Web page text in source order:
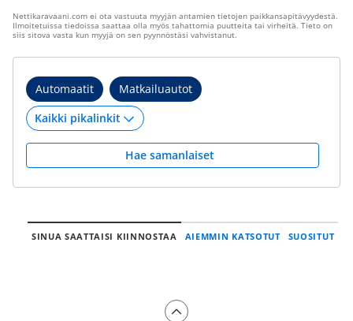
Nettikaravaani.com ei ota vastuuta myyjän antamien tietojen paikkansapitävyydestä.
Ilmoitetuissa tiedoissa saattaa olla myös tahattomia puutteita tai virheitä. Tieto on
siis sitova vasta kun myyjä on sen pyynnöstäsi vahvistanut.
Automaatit Matkailuautot
Hae samanlaiset
SINUA SAATTAISI KIINNOSTAA AIEMMIN KATSOTUT SUOSITUT